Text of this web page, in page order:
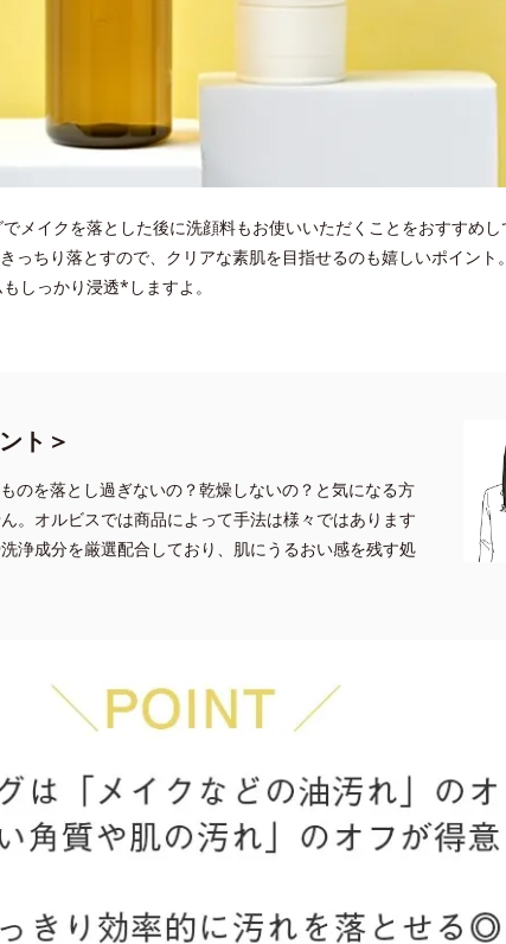
メイクを落とした後に洗顔料もお使いいただくことをおすすめ
っちり落とすので、クリアな素肌を目指せるのも嬉しいポイント
しっかり浸透*しますよ。
ト＞
のを落とし過ぎないの？乾燥しないの？と気になる方
。オルビスでは商品によって手法は様々ではあります
浄成分を厳選配合しており、肌にうるおい感を残す処